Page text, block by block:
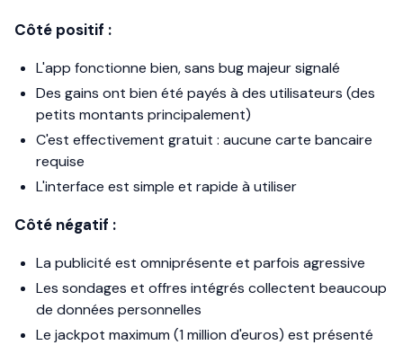
Côté positif :
L'app fonctionne bien, sans bug majeur signalé
Des gains ont bien été payés à des utilisateurs (des
petits montants principalement)
C'est effectivement gratuit : aucune carte bancaire
requise
L'interface est simple et rapide à utiliser
Côté négatif :
La publicité est omniprésente et parfois agressive
Les sondages et offres intégrés collectent beaucoup
de données personnelles
Le jackpot maximum (1 million d'euros) est présenté